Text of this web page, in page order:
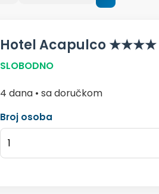
Hotel Acapulco ★★★★
SLOBODNO
4 dana • sa doručkom
Broj osoba